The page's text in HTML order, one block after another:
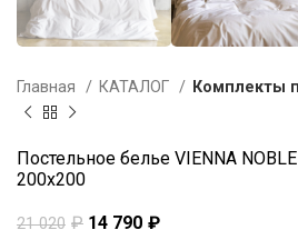
Главная КАТАЛОГ Комплекты
Постельное белье VIENNA
200х200
21 020 ₽ 14 790 ₽